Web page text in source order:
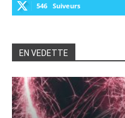
546 Suiveurs
EN VEDETTE